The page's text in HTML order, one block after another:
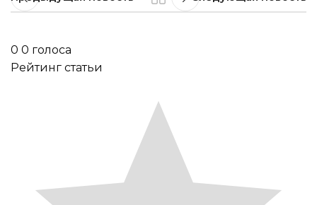
0 0 голоса
Рейтинг статьи